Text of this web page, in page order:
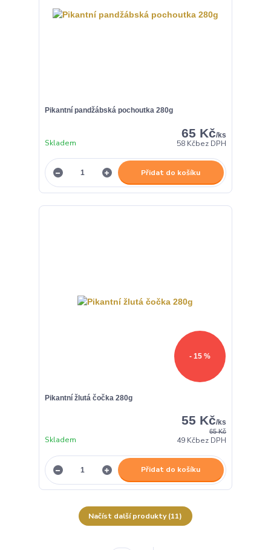
Pikantní pandžábská pochoutka 280g
65 Kč/ks
58 Kčbez DPH
Skladem
Přidat do košíku
- 15 %
Pikantní žlutá čočka 280g
65 Kč
55 Kč/ks
49 Kčbez DPH
Skladem
Přidat do košíku
Načíst další produkty (11)